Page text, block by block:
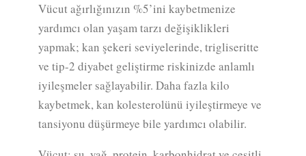
Vücut ağırlığınızın %5’ini kaybetmenize
yardımcı olan yaşam tarzı değişiklikleri
yapmak; kan şekeri seviyelerinde, trigliseritte
ve tip-2 diyabet geliştirme riskinizde anlamlı
iyileşmeler sağlayabilir. Daha fazla kilo
kaybetmek, kan kolesterolünü iyileştirmeye ve
tansiyonu düşürmeye bile yardımcı olabilir.